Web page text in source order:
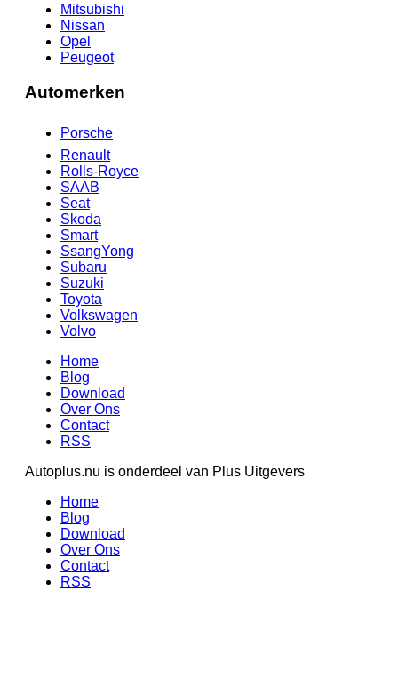
Mitsubishi
Nissan
Opel
Peugeot
Automerken
Porsche
Renault
Rolls-Royce
SAAB
Seat
Skoda
Smart
SsangYong
Subaru
Suzuki
Toyota
Volkswagen
Volvo
Home
Blog
Download
Over Ons
Contact
RSS
Autoplus.nu is onderdeel van Plus Uitgevers
Home
Blog
Download
Over Ons
Contact
RSS